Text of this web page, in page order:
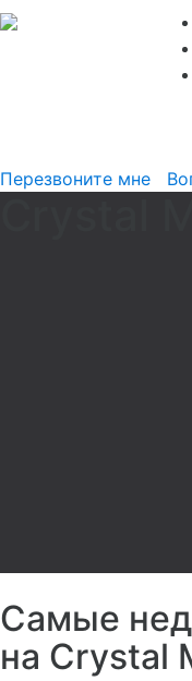
Перезвоните мне
Самые
на Crystal